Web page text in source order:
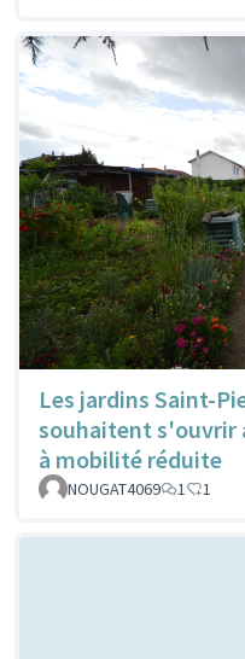
Les jardins Saint-
souhaitent s'ouvrir
à mobilité réduite
NOUGAT4069 1 1